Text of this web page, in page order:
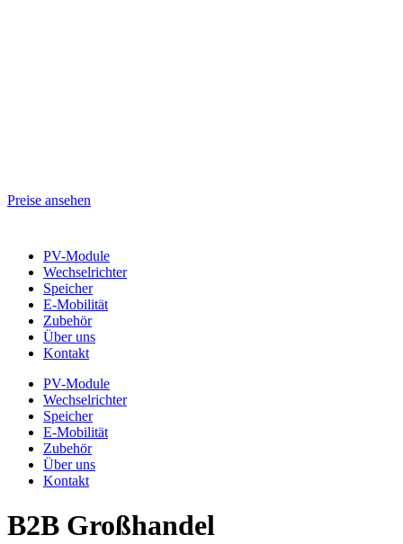
Preise ansehen
PV-Module
Wechselrichter
Speicher
E-Mobilität
Zubehör
Über uns
Kontakt
PV-Module
Wechselrichter
Speicher
E-Mobilität
Zubehör
Über uns
Kontakt
B2B Großhandel